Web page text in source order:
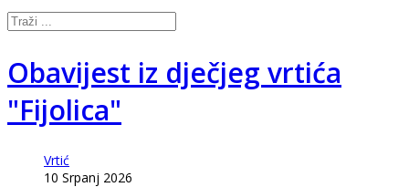
Obavijest iz dječjeg vrtića
"Fijolica"
Vrtić
10 Srpanj 2026